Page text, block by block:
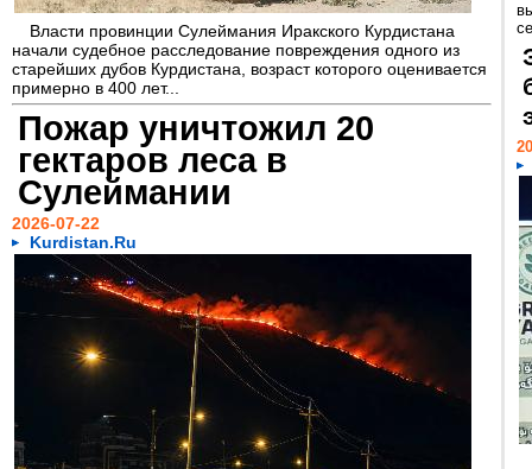
Власти провинции Сулеймания Иракского Курдистана
начали судебное расследование повреждения одного из
старейших дубов Курдистана, возраст которого оценивается
примерно в 400 лет...
Пожар уничтожил 20
гектаров леса в
Сулеймании
2026-07-22
Kurdistan.Ru